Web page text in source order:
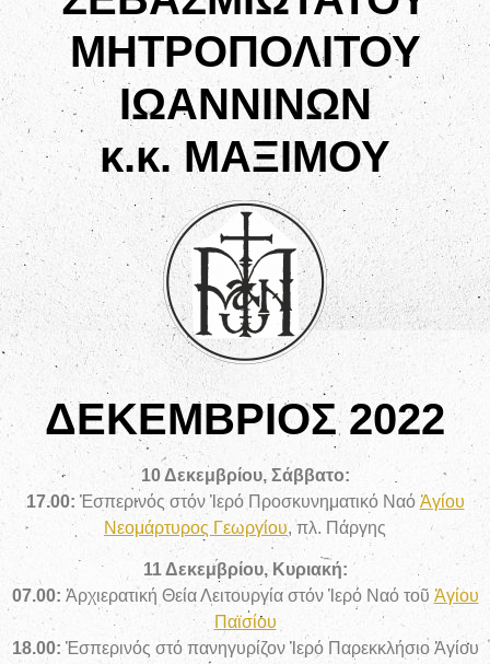
ΜΗΤΡΟΠΟΛΙΤΟΥ
ΙΩΑΝΝΙΝΩΝ
κ.κ. ΜΑΞΙΜΟΥ
ΔΕΚΕΜΒΡΙΟΣ 2022
10 Δεκεμβρίου, Σάββατο:
17.00: Ἑσπερινός στόν Ἱερό Προσκυνηματικό Ναό Ἁγίου
Νεομάρτυρος Γεωργίου, πλ. Πάργης
11 Δεκεμβρίου, Κυριακή:
07.00: Ἀρχιερατική Θεία Λειτουργία στόν Ἱερό Ναό τοῦ Ἁγίου
Παϊσίου
18.00: Ἑσπερινός στό πανηγυρίζον Ἱερό Παρεκκλήσιο Ἁγίου